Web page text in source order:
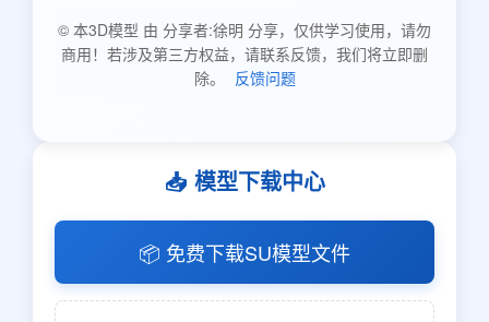
© 本3D模型 由 分享者:徐明 分享，仅供学习使用，请勿
商用！若涉及第三方权益，请联系反馈，我们将立即删
除。
反馈问题
📥 模型下载中心
📦 免费下载SU模型文件